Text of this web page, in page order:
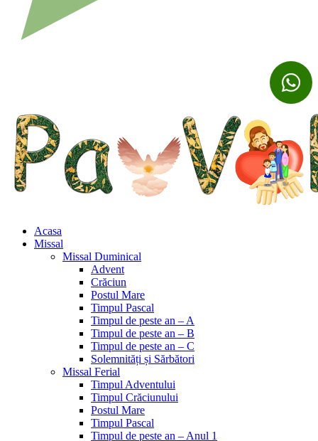
Acasa
Missal
Missal Duminical
Advent
Crăciun
Postul Mare
Timpul Pascal
Timpul de peste an – A
Timpul de peste an – B
Timpul de peste an – C
Solemnități și Sărbători
Missal Ferial
Timpul Adventului
Timpul Crăciunului
Postul Mare
Timpul Pascal
Timpul de peste an – Anul 1